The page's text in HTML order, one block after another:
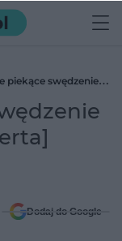
piekące swędzenie
Dodaj do Google